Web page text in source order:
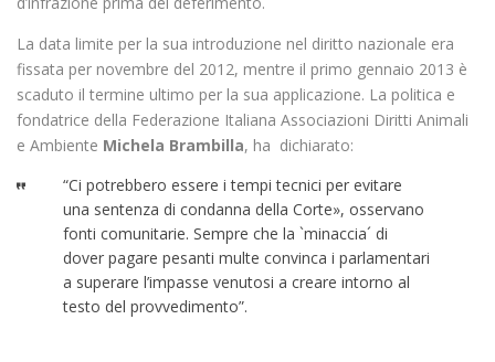
La data limite per la sua introduzione nel diritto nazionale era
fissata per novembre del 2012, mentre il primo gennaio 2013 è
scaduto il termine ultimo per la sua applicazione. La politica e
fondatrice della Federazione Italiana Associazioni Diritti Animali
e Ambiente Michela Brambilla, ha dichiarato:
“Ci potrebbero essere i tempi tecnici per evitare
una sentenza di condanna della Corte», osservano
fonti comunitarie. Sempre che la `minaccia´ di
dover pagare pesanti multe convinca i parlamentari
a superare l’impasse venutosi a creare intorno al
testo del provvedimento”.